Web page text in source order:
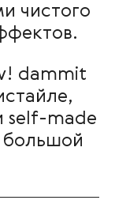
чистого
dammit
self-made
большой